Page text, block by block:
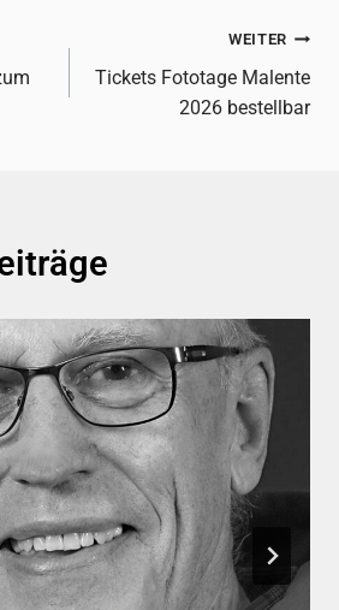
WEITER
Tickets Fototage Malente
2026 bestellbar